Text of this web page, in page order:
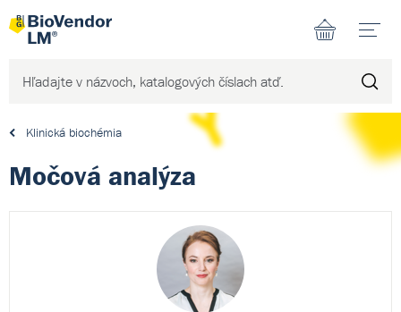
Klinická biochémia
Močová analýza